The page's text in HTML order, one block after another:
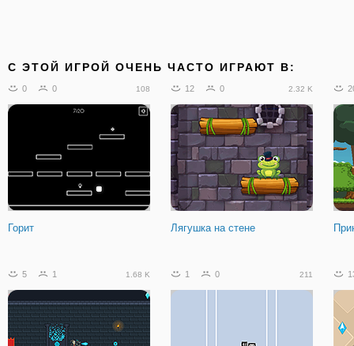
C ЭТОЙ ИГРОЙ ОЧЕНЬ ЧАСТО ИГРАЮТ В:
0 0 108
Горит
12 0 2.32 K
Лягушка на стене
5 1 1.68 K 1 0 211